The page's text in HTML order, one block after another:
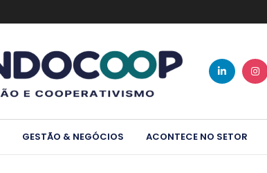
GESTÃO & NEGÓCIOS ACONTECE NO SETOR